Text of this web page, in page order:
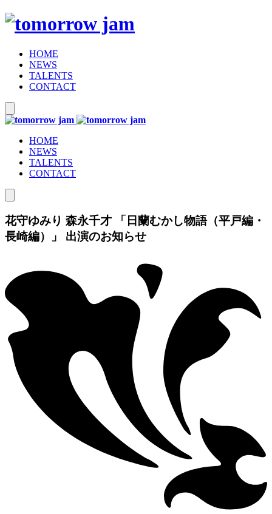
HOME
NEWS
TALENTS
CONTACT
HOME
NEWS
TALENTS
CONTACT
花守ゆみり 森永千才 「日蘭むかし物語（平戸編・
長崎編）」 出演のお知らせ